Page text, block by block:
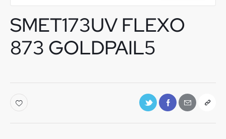
SMET173UV FLEXO
873 GOLDPAIL5